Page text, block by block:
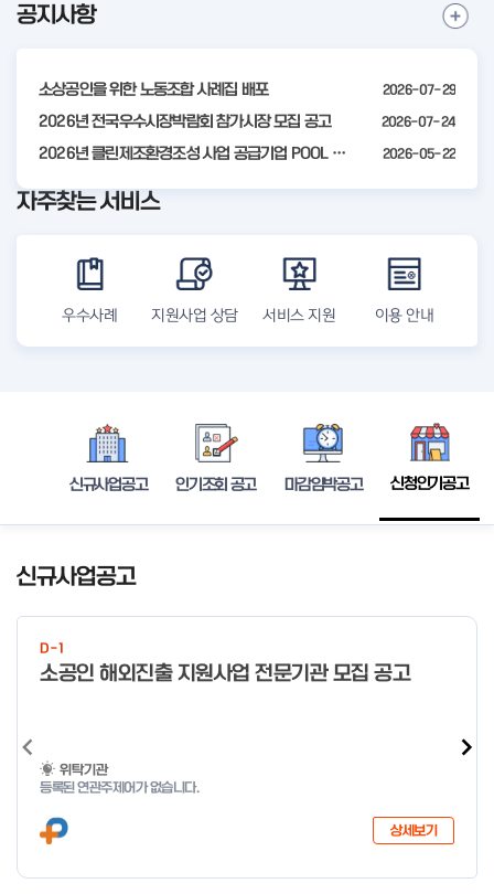
I
4
공지사항
소상공인을 위한 노동조합 사례집 배포 2026-07-29
2026년 전국우수시장박람회 참가시장 모집 공고 2026-07-24
2026년 클린제조환경조성 사업 공급기업 POOL 안내 2026-05-22
공
항
보
기
자주찾는 서비스
우수사례 지원사업 상담 서비스 지원 이용 안내
신규사업공고 인기조회 공고 마감임박공고 신청인기공고
신규사업공고
D-1
소공인 해외진출 지원사업 전문기관 모집 공고
위탁기관
등록된 연관주제어가 없습니다.
상세보기